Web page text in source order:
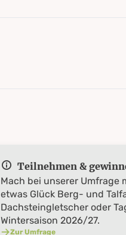
Teilnehmen &
Mach bei unserer Umfrage
etwas Glück Berg- und
Dachsteingletscher oder
Wintersaison 2026/27.
Zur Umfrage